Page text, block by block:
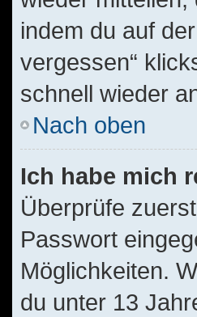
indem du auf
vergessen“
schnell wieder
Nach oben
Ich habe mich
Überprüfe
Passwort
Möglichkeiten.
du unter 13